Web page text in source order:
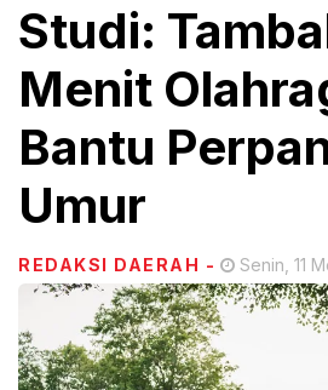
Studi:
Menit
Bantu
Umur
REDAKSI DAERAH - Senin, 11